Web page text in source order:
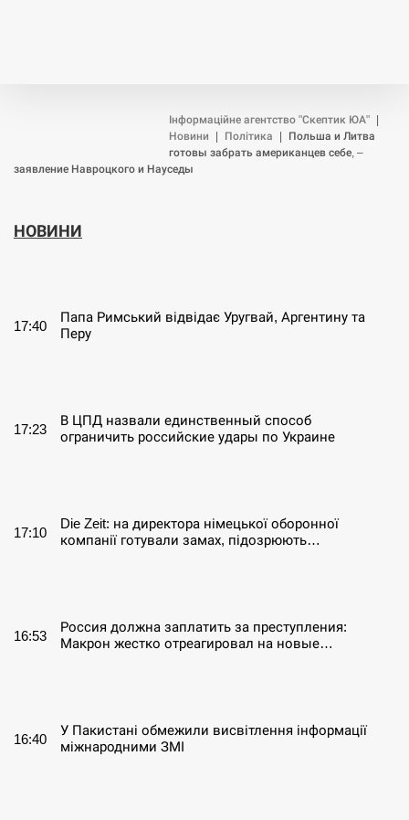
Інформаційне агентство "Скептик ЮА"
Новини
Політика
Польша и Литва
готовы забрать американцев себе, –
заявление Навроцкого и Науседы
НОВИНИ
17:40
Папа Римський відвідає Уругвай, Аргентину та
Перу
17:23
В ЦПД назвали единственный способ
ограничить российские удары по Украине
17:10
Die Zeit: на директора німецької оборонної
компанії готували замах, підозрюють…
16:53
Россия должна заплатить за преступления:
Макрон жестко отреагировал на новые…
16:40
У Пакистані обмежили висвітлення інформації
міжнародними ЗМІ